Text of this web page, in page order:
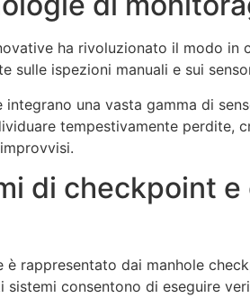
ha rivoluzionato il modo
sulle ispezioni manuali e sui
una vasta gamma di
tempestivamente perdite,
di checkpoint
è rappresentato dai manhole
consentono di eseguire